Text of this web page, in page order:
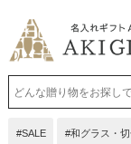
SALE 和グラス・